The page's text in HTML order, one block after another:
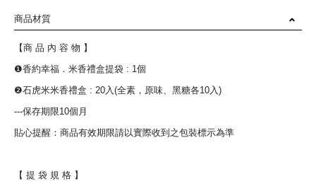
商品材質
【商 品 內 容 物 】
❶香約幸福．米香禮盒提袋 : 1個
❷石虎米米香禮盒 : 20入(全素，原味、黑糖各10入)
---保存期限10個月
貼心提醒：商品有效期限請以實際收到之包裝標示為準
【 提 袋 規 格 】